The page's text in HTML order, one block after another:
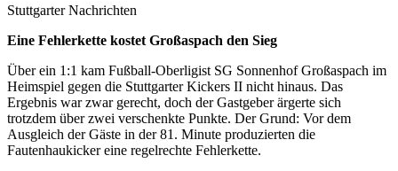
Stuttgarter Nachrichten
Eine Fehlerkette kostet Großaspach den Sieg
Über ein 1:1 kam Fußball-Oberligist SG Sonnenhof Großaspach im
Heimspiel gegen die Stuttgarter Kickers II nicht hinaus. Das
Ergebnis war zwar gerecht, doch der Gastgeber ärgerte sich
trotzdem über zwei verschenkte Punkte. Der Grund: Vor dem
Ausgleich der Gäste in der 81. Minute produzierten die
Fautenhaukicker eine regelrechte Fehlerkette.